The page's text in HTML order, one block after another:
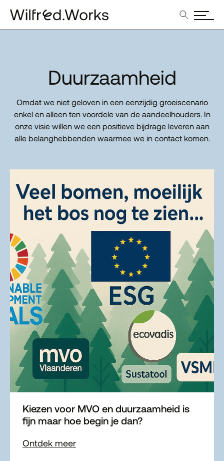
Duurzaamheid
Omdat we niet geloven in een eenzijdig groeiscenario
enkel en alleen ten voordele van de aandeelhouders. In
onze visie willen we een positieve bijdrage leveren aan
alle belanghebbenden waarmee we in contact komen.
Kiezen voor MVO en duurzaamheid is
fijn maar hoe begin je dan?
Ontdek meer